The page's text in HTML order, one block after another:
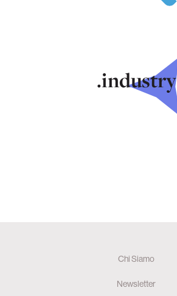
.industry
Chi Siamo
Newsletter